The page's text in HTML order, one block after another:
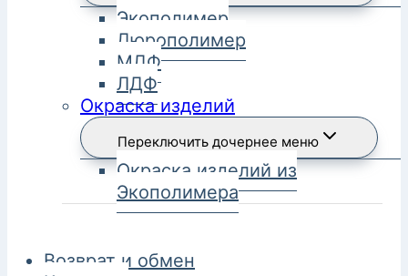
Экополимер
Дюрополимер
МДФ
ЛДФ
Окраска изделий
Переключить дочернее меню
Окраска изделий из
Экополимера
Возврат и обмен